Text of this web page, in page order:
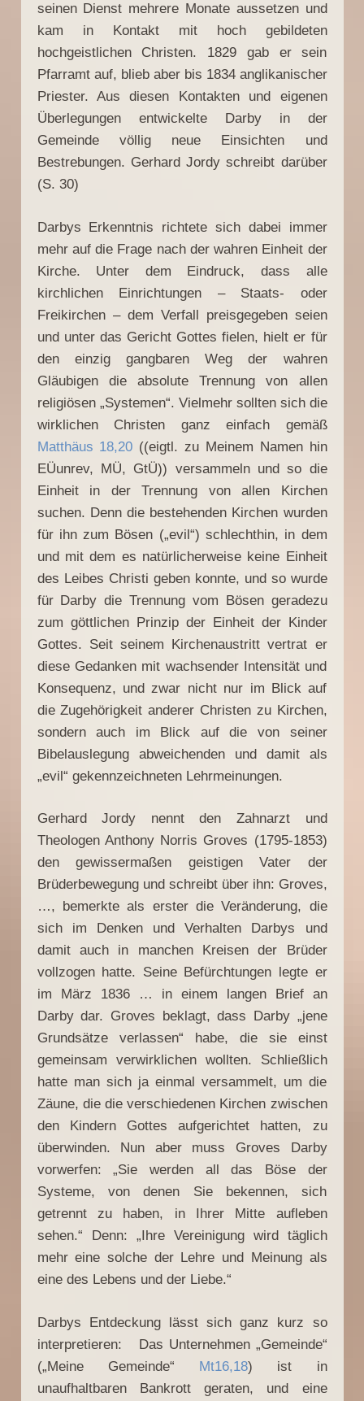
seinen Dienst mehrere Monate aussetzen und
kam in Kontakt mit hoch gebildeten
hochgeistlichen Christen. 1829 gab er sein
Pfarramt auf, blieb aber bis 1834 anglikanischer
Priester. Aus diesen Kontakten und eigenen
Überlegungen entwickelte Darby in der
Gemeinde völlig neue Einsichten und
Bestrebungen. Gerhard Jordy schreibt darüber
(S. 30)
Darbys Erkenntnis richtete sich dabei immer
mehr auf die Frage nach der wahren Einheit der
Kirche. Unter dem Eindruck, dass alle
kirchlichen Einrichtungen – Staats- oder
Freikirchen – dem Verfall preisgegeben seien
und unter das Gericht Gottes fielen, hielt er für
den einzig gangbaren Weg der wahren
Gläubigen die absolute Trennung von allen
religiösen „Systemen“. Vielmehr sollten sich die
wirklichen Christen ganz einfach gemäß
Matthäus 18,20 ((eigtl. zu Meinem Namen hin
EÜunrev, MÜ, GtÜ)) versammeln und so die
Einheit in der Trennung von allen Kirchen
suchen. Denn die bestehenden Kirchen wurden
für ihn zum Bösen („evil“) schlechthin, in dem
und mit dem es natürlicherweise keine Einheit
des Leibes Christi geben konnte, und so wurde
für Darby die Trennung vom Bösen geradezu
zum göttlichen Prinzip der Einheit der Kinder
Gottes. Seit seinem Kirchenaustritt vertrat er
diese Gedanken mit wachsender Intensität und
Konsequenz, und zwar nicht nur im Blick auf
die Zugehörigkeit anderer Christen zu Kirchen,
sondern auch im Blick auf die von seiner
Bibelauslegung abweichenden und damit als
„evil“ gekennzeichneten Lehrmeinungen.
Gerhard Jordy nennt den Zahnarzt und
Theologen Anthony Norris Groves (1795-1853)
den gewissermaßen geistigen Vater der
Brüderbewegung und schreibt über ihn: Groves,
…, bemerkte als erster die Veränderung, die
sich im Denken und Verhalten Darbys und
damit auch in manchen Kreisen der Brüder
vollzogen hatte. Seine Befürchtungen legte er
im März 1836 … in einem langen Brief an
Darby dar. Groves beklagt, dass Darby „jene
Grundsätze verlassen“ habe, die sie einst
gemeinsam verwirklichen wollten. Schließlich
hatte man sich ja einmal versammelt, um die
Zäune, die die verschiedenen Kirchen zwischen
den Kindern Gottes aufgerichtet hatten, zu
überwinden. Nun aber muss Groves Darby
vorwerfen: „Sie werden all das Böse der
Systeme, von denen Sie bekennen, sich
getrennt zu haben, in Ihrer Mitte aufleben
sehen.“ Denn: „Ihre Vereinigung wird täglich
mehr eine solche der Lehre und Meinung als
eine des Lebens und der Liebe.“
Darbys Entdeckung lässt sich ganz kurz so
interpretieren: Das Unternehmen „Gemeinde“
(„Meine Gemeinde“ Mt16,18) ist in
unaufhaltbaren Bankrott geraten, und eine